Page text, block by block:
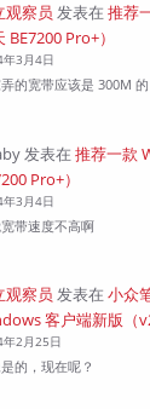
观察员 发表在 推荐
BE7200 Pro+）
3月4日
的宽带应该是 300M
发表在 推荐一款
Pro+）
年3月4日
带速度不高啊
观察员 发表在 小众
客户端新版（
2月25日
的，现在呢？